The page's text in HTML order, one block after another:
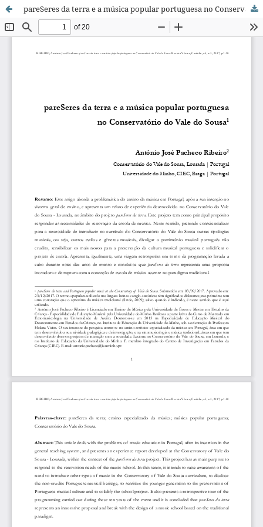
pareSeres da terra e a música popular portuguesa no Conservatório do Vale do Sousa